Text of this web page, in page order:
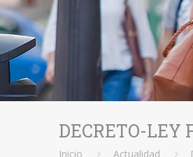
DECRETO-LEY
Inicio Actualidad